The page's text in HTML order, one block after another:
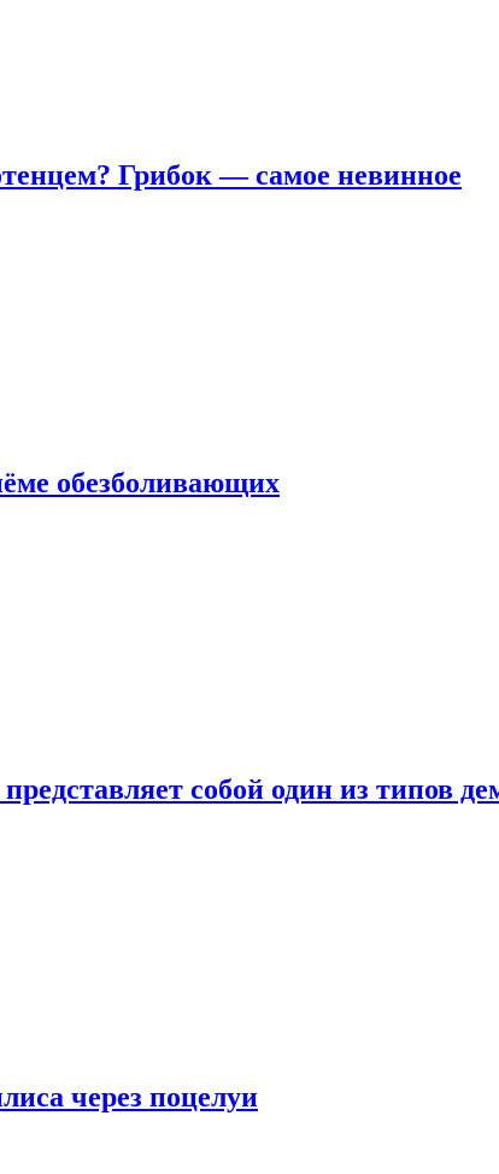
Грибок — самое невинное
обезболивающих
собой один из типов
через поцелуи